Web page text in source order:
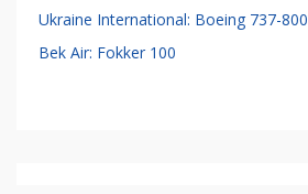
Ukraine International: Boeing 737-800
Bek Air: Fokker 100